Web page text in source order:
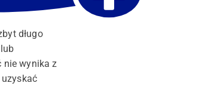
długo
nie wynika z